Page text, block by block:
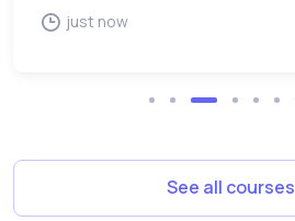
just now
See all courses